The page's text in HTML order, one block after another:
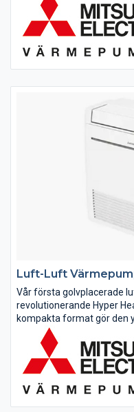
luftvärmepump se ut så
Luft-Luft
Vår första golvplacerade
revolutionerande Hyper
kompakta format gör den
en av marknadens mest
kapacitet som överträffar